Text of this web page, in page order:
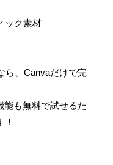
ック素材
ら、Canvaだけで完
能も無料で試せるた